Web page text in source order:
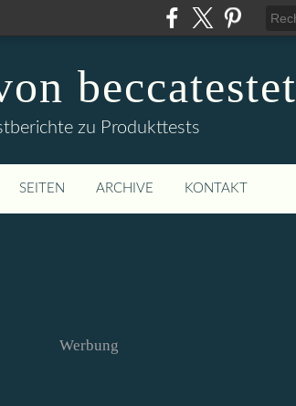
beccatestet
zu Produkttests
SEITEN ARCHIVE KONTAKT
Werbung